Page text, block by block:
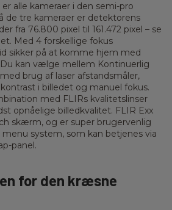
er alle kameraer i den semi-pro
de tre kameraer er detektorens
fra 76.800 pixel til 161.472 pixel – se
Med 4 forskellige fokus
sikker på at komme hjem med
kan vælge mellem Kontinuerlig
brug af laser afstandsmåler,
i billedet og manuel fokus.
med FLIRs kvalitetslinser
opnåelige billedkvalitet. FLIR Exx
skærm, og er super brugervenlig
system, som kan betjenes via
panel.
for den kræsne